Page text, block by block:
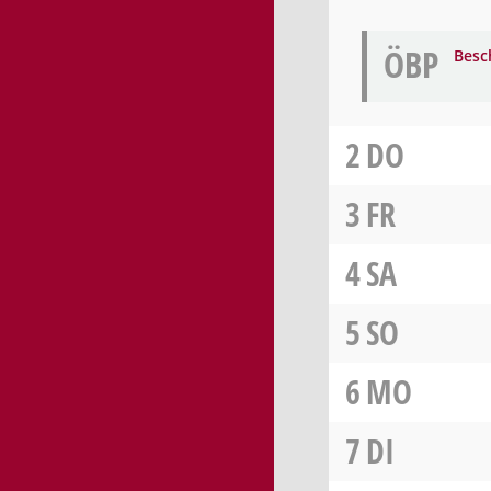
ÖBP
2DO
3FR
4SA
5SO
6MO
7DI